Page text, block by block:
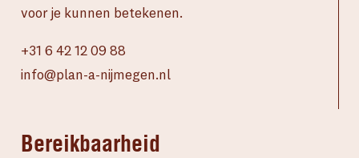
voor je kunnen betekenen.
+31 6 42 12 09 88
info@plan-a-nijmegen.nl
Bereikbaarheid